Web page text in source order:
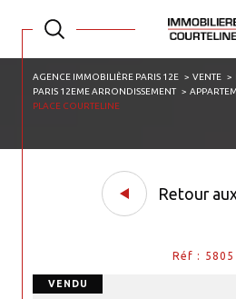
AGENCE IMMOBILIÈRE PARIS 12E VENTE
PARIS 12EME ARRONDISSEMENT
PLACE COURTELINE
Retour
Réf : 5805
VENDU